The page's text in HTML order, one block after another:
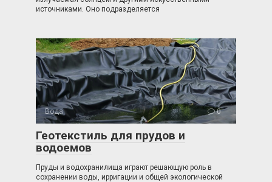
источниками. Оно подразделяется
Вода 0
Геотекстиль для прудов и
водоемов
Пруды и водохранилища играют решающую роль в
сохранении воды, ирригации и общей экологической